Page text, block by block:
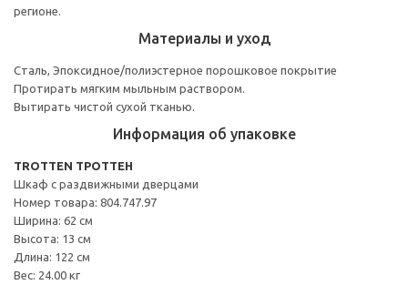
регионе.
Материалы и уход
Сталь, Эпоксидное/полиэстерное порошковое покрытие
Протирать мягким мыльным раствором.
Вытирать чистой сухой тканью.
Информация об упаковке
TROTTEN ТРОТТЕН
Шкаф с раздвижными дверцами
Номер товара: 804.747.97
Ширина: 62 см
Высота: 13 см
Длина: 122 см
Вес: 24.00 кг